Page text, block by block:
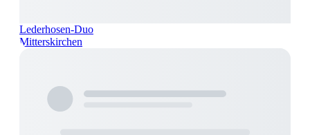
Lederhosen-Duo
Mitterskirchen